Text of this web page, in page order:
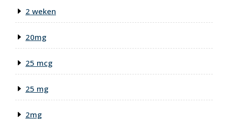
2 weken
20mg
25 mcg
25 mg
2mg